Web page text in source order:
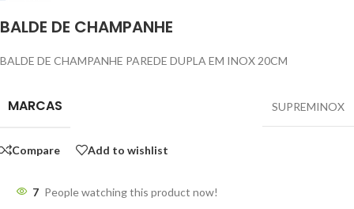
BALDE DE CHAMPANHE
BALDE DE CHAMPANHE PAREDE DUPLA EM INOX 20CM
MARCAS SUPREMINOX
Compare Add to wishlist
7 People watching this product now!